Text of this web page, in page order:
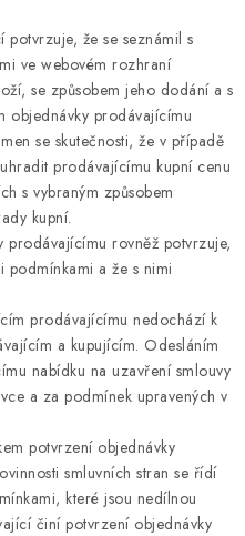
že se seznámil s
ve webovém rozhraní
se způsobem jeho dodání a s
objednávky prodávajícímu
se skutečnosti, že v případě
prodávajícímu kupní cenu
s vybraným způsobem
kupní.
prodávajícímu rovněž potvrzuje,
podmínkami a že s nimi
prodávajícímu nedochází k
a kupujícím. Odesláním
nabídku na uzavření smlouvy
a za podmínek upravených v
potvrzení objednávky
smluvních stran se řídí
které jsou nedílnou
činí potvrzení objednávky